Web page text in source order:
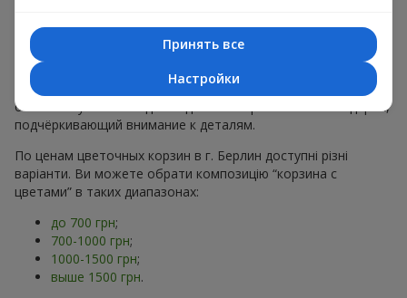
Минималистичные решения— натуральные формы,
акцент на цвет или текстуру.
Есть также
VIP-композиции— роскошные корзины для
особых случаев. Каждое изделие — оригинальный подарок,
подчёркивающий внимание к деталям.
По ценам цветочных корзин в г. Берлин доступні різні
варіанти. Ви можете обрати композицію “корзина с
цветами” в таких диапазонах:
до 700 грн;
700-1000 грн;
1000-1500 грн;
выше 1500 грн.
Принять все
Настройки